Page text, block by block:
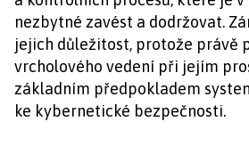
nezbytné zavést a dodržovat.
jejich důležitost, protože právě
vrcholového vedení při jejím
základním předpokladem
ke kybernetické bezpečnosti.